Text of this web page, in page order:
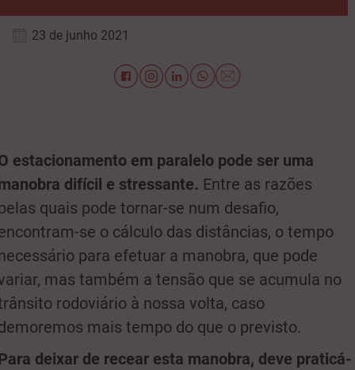
23 de junho 2021
estacionamento em paralelo pode ser uma
difícil e stressante. Entre as razões
quais pode tornar-se num desafio,
se o cálculo das distâncias, o tempo
para efetuar a manobra, que pode
mas também a tensão que se acumula no
rodoviário à nossa volta, caso
mais tempo do que o previsto.
deixar de recear esta manobra, deve praticá-